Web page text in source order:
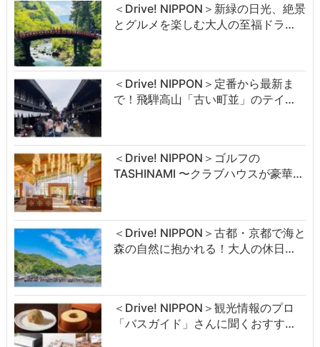
＜Drive! NIPPON＞新緑の日光、絶景
とグルメを楽しむ大人の至福ドラ…
＜Drive! NIPPON＞定番から最新ま
で！飛騨高山「古い町並」のテイ…
＜Drive! NIPPON＞ゴルフの
TASHINAMI 〜クラブハウスが豪華…
＜Drive! NIPPON＞古都・京都で海と
森の自然に抱かれる！大人の休日…
＜Drive! NIPPON＞観光情報のプロ
「バスガイド」さんに聞くおすす…